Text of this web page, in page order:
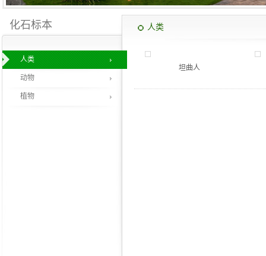
人类
坦曲人
化石标本
人类
动物
植物